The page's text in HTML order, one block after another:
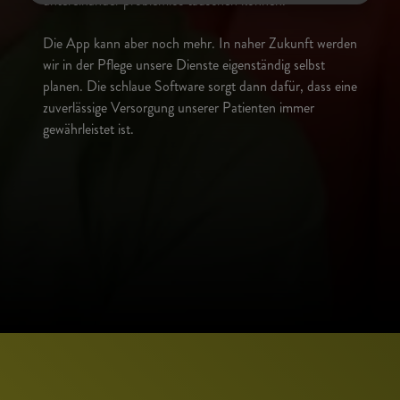
Die App kann aber noch mehr. In naher Zukunft werden
wir in der Pflege unsere Dienste eigenständig selbst
planen. Die schlaue Software sorgt dann dafür, dass eine
zuverlässige Versorgung unserer Patienten immer
gewährleistet ist.